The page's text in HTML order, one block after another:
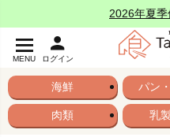
2026年夏
MENU ログイン
海鮮 パン
肉類 乳